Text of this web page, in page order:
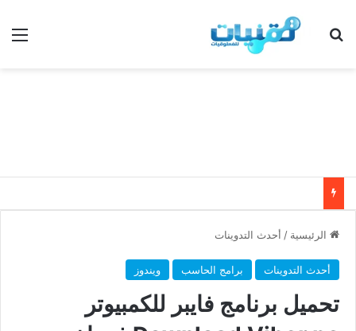
بحث عن
الرئيسية / أحدث التدوينات
أحدث التدوينات برامج الحاسب ويندوز
تحميل برنامج فايبر للكمبيوتر